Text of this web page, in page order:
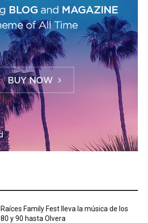
Raíces Family Fest lleva la música de los
80 y 90 hasta Olvera